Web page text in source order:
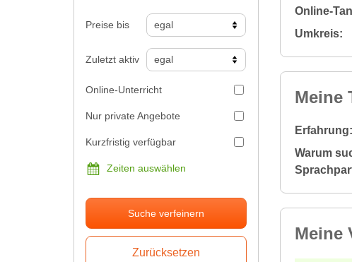
Preise bis
Zuletzt aktiv
Online-Unterricht
Nur private Angebote
Kurzfristig verfügbar
Zeiten auswählen
Suche verfeinern
Online-
Umkreis:
Meine
Erfahrung:
Warum
Meine